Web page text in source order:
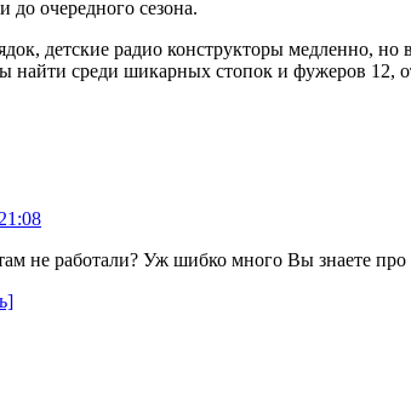
до очередного сезона.
детские радио конструкторы медленно, но
найти среди шикарных стопок и фужеров 12,
не работали? Уж шибко много Вы знаете